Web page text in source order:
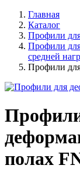
Главная
Каталог
Профили
Профили
средней
Профили
полах